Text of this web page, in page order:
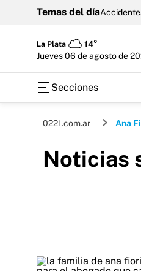
Temas del día
La Plata
14°
jueves 06 de agosto de
Secciones
0221.com.ar Ana
Noticias